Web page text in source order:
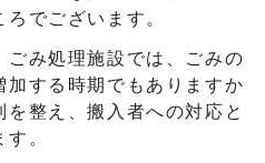
でございます。
ごみ処理施設では、ごみの
する時期でもありますか
整え、搬入者への対応と
。